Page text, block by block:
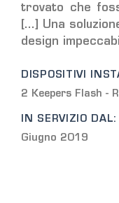
trovato che
[...] Una
design
DISPOSITIVI
2 Keepers Flash -
IN SERVIZIO DAL:
Giugno 2019